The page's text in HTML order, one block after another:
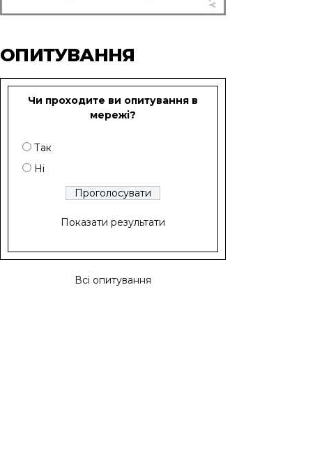
ОПИТУВАННЯ
Чи проходите ви опитування в
мережі?
Так
Ні
Показати результати
Всі опитування